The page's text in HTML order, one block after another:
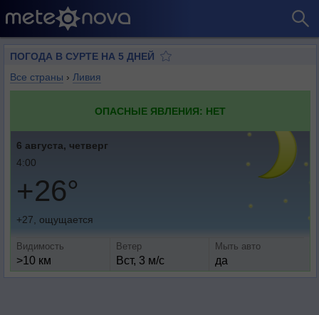
ПОГОДА В СУРТЕ НА 5 ДНЕЙ
Все страны › Ливия
ОПАСНЫЕ ЯВЛЕНИЯ: НЕТ
6 августа, четверг
4:00
+26°
+27, ощущается
Видимость
>10 км
Ветер
Вст, 3 м/с
Мыть авто
да